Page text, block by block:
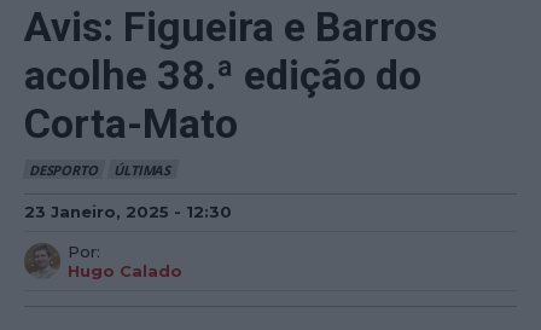
Avis: Figueira e Barros
acolhe 38.ª edição do
Corta-Mato
DESPORTO ÚLTIMAS
23 Janeiro, 2025 - 12:30
Por:
Hugo Calado